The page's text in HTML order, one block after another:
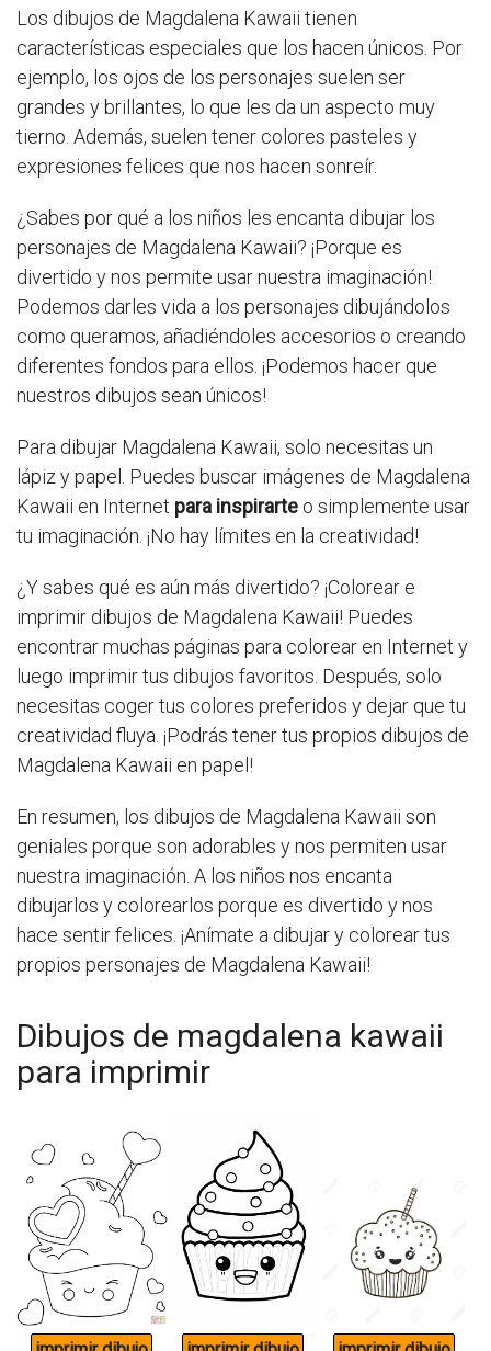
Los dibujos de Magdalena Kawaii tienen
características especiales que los hacen únicos. Por
ejemplo, los ojos de los personajes suelen ser
grandes y brillantes, lo que les da un aspecto muy
tierno. Además, suelen tener colores pasteles y
expresiones felices que nos hacen sonreír.
¿Sabes por qué a los niños les encanta dibujar los
personajes de Magdalena Kawaii? ¡Porque es
divertido y nos permite usar nuestra imaginación!
Podemos darles vida a los personajes dibujándolos
como queramos, añadiéndoles accesorios o creando
diferentes fondos para ellos. ¡Podemos hacer que
nuestros dibujos sean únicos!
Para dibujar Magdalena Kawaii, solo necesitas un
lápiz y papel. Puedes buscar imágenes de Magdalena
Kawaii en Internet para inspirarte o simplemente usar
tu imaginación. ¡No hay límites en la creatividad!
¿Y sabes qué es aún más divertido? ¡Colorear e
imprimir dibujos de Magdalena Kawaii! Puedes
encontrar muchas páginas para colorear en Internet y
luego imprimir tus dibujos favoritos. Después, solo
necesitas coger tus colores preferidos y dejar que tu
creatividad fluya. ¡Podrás tener tus propios dibujos de
Magdalena Kawaii en papel!
En resumen, los dibujos de Magdalena Kawaii son
geniales porque son adorables y nos permiten usar
nuestra imaginación. A los niños nos encanta
dibujarlos y colorearlos porque es divertido y nos
hace sentir felices. ¡Anímate a dibujar y colorear tus
propios personajes de Magdalena Kawaii!
Dibujos de magdalena kawaii
para imprimir